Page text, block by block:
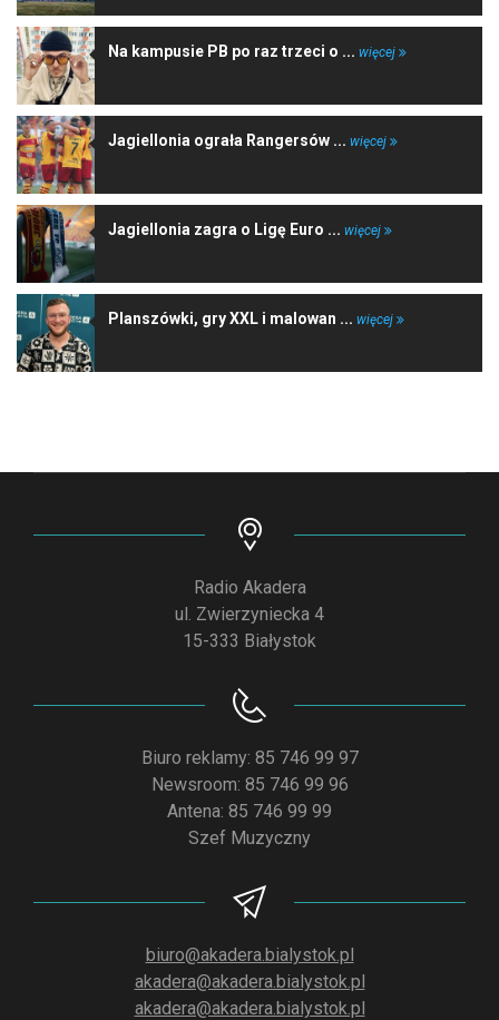
Na kampusie PB po raz trzeci o ... więcej
Jagiellonia ograła Rangersów ... więcej
Jagiellonia zagra o Ligę Euro ... więcej
Planszówki, gry XXL i malowan ... więcej
Radio Akadera
ul. Zwierzyniecka 4
15-333 Białystok
Biuro reklamy: 85 746 99 97
Newsroom: 85 746 99 96
Antena: 85 746 99 99
Szef Muzyczny
biuro@akadera.bialystok.pl
akadera@akadera.bialystok.pl
akadera@akadera.bialystok.pl